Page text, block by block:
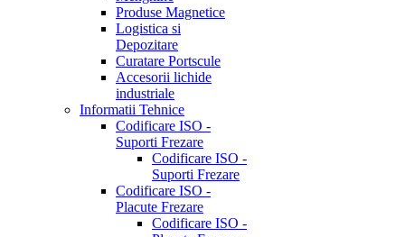
Produse Magnetice
Logistica si
Depozitare
Curatare Portscule
Accesorii lichide
industriale
Informatii Tehnice
Codificare ISO -
Suporti Frezare
Codificare ISO -
Suporti Frezare
Codificare ISO -
Placute Frezare
Codificare ISO -